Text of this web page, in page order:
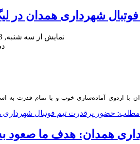
شهرداری همدان در
نمایش از سه شنبه, 13 مهر 1400 05:54
اردوی آماده‌سازی خوب و با تمام قدرت به
مطلب: حضور پرقدرت تیم فوتبال شهرداری
همدان: هدف ما صعود